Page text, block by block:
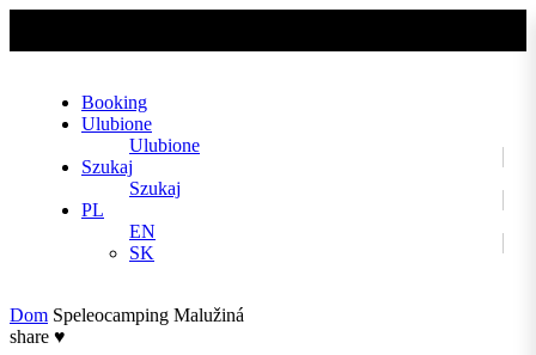
Booking
Ulubione
Ulubione
Szukaj
Szukaj
PL
EN
SK
Dom Speleocamping Malužiná
share ♥